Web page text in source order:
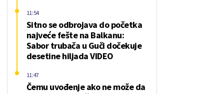
Sitno se odbrojava do početka
najveće fešte na Balkanu:
Sabor trubača u Guči dočekuje
desetine hiljada VIDEO
11:54
Čemu uvođenje ako ne može da
11:47